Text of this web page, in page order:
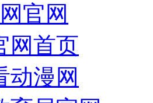
官网
网首页
动漫网